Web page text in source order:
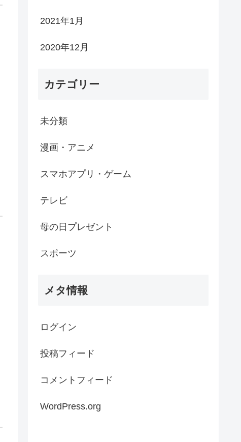
2021年1月
2020年12月
カテゴリー
未分類
漫画・アニメ
スマホアプリ・ゲーム
テレビ
母の日プレゼント
スポーツ
メタ情報
ログイン
投稿フィード
コメントフィード
WordPress.org